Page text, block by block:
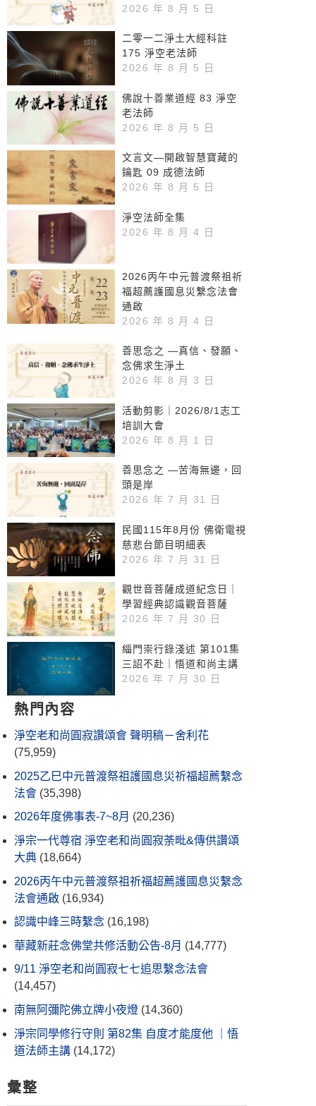
2026 年 8 月 5 日
二零一二淨土大經科註
175 淨空老法師
2026 年 8 月 5 日
佛說十善業道經 83 淨空
老法師
2026 年 8 月 5 日
文言文—開啟智慧寶藏的
鑰匙 09 成德法師
2026 年 8 月 5 日
淨空法師全集
2026 年 8 月 4 日
2026丙午中元普渡祭祖祈
福超薦護國息災繫念法會
通啟
2026 年 8 月 4 日
善思念之 —真信、發願、
念佛求生淨土
2026 年 8 月 3 日
活動剪影｜2026/8/1志工
培訓大會
2026 年 8 月 1 日
善思念之 —苦海無邊，回
頭是岸
2026 年 7 月 31 日
民國115年8月份 佛衛電視
慈悲台節目明細表
2026 年 7 月 31 日
觀世音菩薩成道紀念日｜
學習經典認識觀音菩薩
2026 年 7 月 30 日
緇門崇行錄淺述 第101集
三詔不赴｜悟道和尚主講
2026 年 7 月 30 日
熱門內容
淨空老和尚圓寂讚頌會 聲明稿－舍利花
(75,959)
2025乙巳中元普渡祭祖護國息災祈福超薦繫念
法會 (35,398)
2026年度佛事表-7~8月 (20,236)
淨宗一代尊宿 淨空老和尚圓寂荼毗&傳供讚頌
大典 (18,664)
2026丙午中元普渡祭祖祈福超薦護國息災繫念
法會通啟 (16,934)
認識中峰三時繫念 (16,198)
華藏新莊念佛堂共修活動公告-8月 (14,777)
9/11 淨空老和尚圓寂七七追思繫念法會
(14,457)
南無阿彌陀佛立牌小夜燈 (14,360)
淨宗同學修行守則 第82集 自度才能度他 ｜悟
道法師主講 (14,172)
彙整